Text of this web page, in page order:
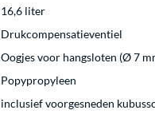
16,6 liter
Drukcompensatieventiel
Oogjes voor hangsloten (Ø 7
Popypropyleen
inclusief voorgesneden